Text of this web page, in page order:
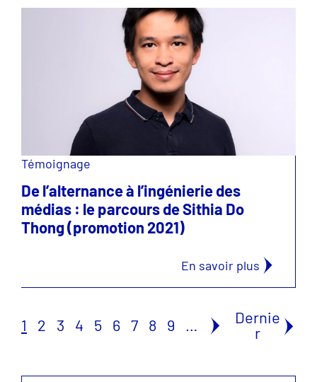
Témoignage
De l’alternance à l’ingénierie des
médias : le parcours de Sithia Do
Thong (promotion 2021)
En savoir plus
1 2 3 4 5 6 7 8 9 …
Dernie
r